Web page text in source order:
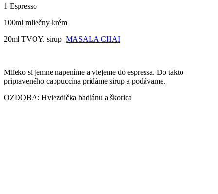
1 Espresso
100ml mliečny krém
20ml TVOY. sirup MASALA CHAI
Mlieko si jemne napeníme a vlejeme do espressa. Do takto
pripraveného cappuccina pridáme sirup a podávame.
OZDOBA: Hviezdička badiánu a škorica